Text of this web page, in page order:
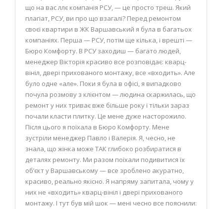
що на вас ллє компанія РСУ, — це просто треш. Який
плагіат, РСУ, ви про що взагалі? Перед ремонтом
своєї квартири в ЖК Варшавський я була в багатьох
компаніях. Перша — РСУ, потім ще кілька, і врешті —
Бюро Комфорту. В РСУ заходиш — багато людей,
менеджер Вікторія красиво все розповідає: кварц-
вініл, двері прихованого монтажу, все «входить». Але
було одне «але». Поки я була в офісі, я випадково
почула розмову з клієнтом — людина скаржилась, що
ремонт у них триває вже більше року і тільки зараз
почали класти плитку. Це мене дуже насторожило.
Після цього я поїхала в Бюро Комфорту. Мене
зустріли менеджер Павло і Валерія. Я, чесно, не
знала, що жінка може ТАК глибоко розбиратися в
деталях ремонту. Ми разом поїхали подивитися їх
об’єкт у Варшавському — все зроблено акуратно,
красиво, реально якісно. Я напряму запитала, чому у
них не «входить» кварц-вініл і двері прихованого
монтажу. І тут був мій шок — мені чесно все пояснили: